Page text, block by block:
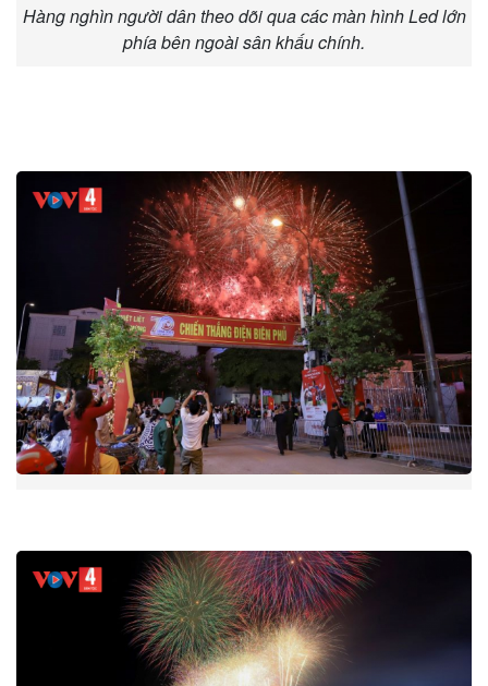
Hàng nghìn người dân theo dõi qua các màn hình Led lớn
phía bên ngoài sân khấu chính.